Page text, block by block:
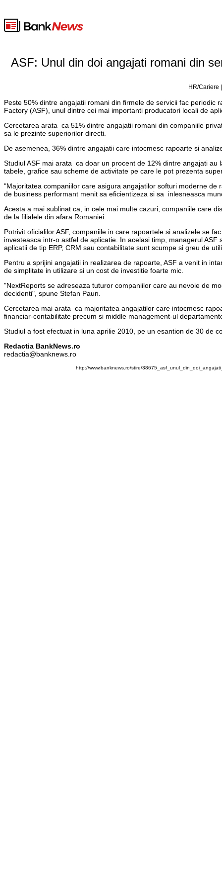
ASF: Unul din doi angajati romani din
HR/Cariere
Peste 50% dintre angajatii romani din firmele de servicii fac
Factory (ASF), unul dintre cei mai importanti producatori locali de
Cercetarea arata ca 51% dintre angajatii romani din companiile
sa le prezinte superiorilor directi.
De asemenea, 36% dintre angajatii care intocmesc rapoarte si
Studiul ASF mai arata ca doar un procent de 12% dintre angajati
tabele, grafice sau scheme de activitate pe care le pot prezenta
"Majoritatea companiilor care asigura angajatilor softuri moderne
de business performant menit sa eficientizeza si sa inlesneasca
Acesta a mai sublinat ca, in cele mai multe cazuri, companiile care
de la filialele din afara Romaniei.
Potrivit oficialilor ASF, companiile in care rapoartele si analizele se
investeasca intr-o astfel de aplicatie. In acelasi timp, managerul
aplicatii de tip ERP, CRM sau contabilitate sunt scumpe si greu de
Pentru a sprijini angajatii in realizarea de rapoarte, ASF a venit in
de simplitate in utilizare si un cost de investitie foarte mic.
"NextReports se adreseaza tuturor companiilor care au nevoie de
decidenti", spune Stefan Paun.
Cercetarea mai arata ca majoritatea angajatilor care intocmesc
financiar-contabilitate precum si middle management-ul
Studiul a fost efectuat in luna aprilie 2010, pe un esantion de 30 de
Redactia BankNews.ro
redactia@banknews.ro
http://www.banknews.ro/stire/